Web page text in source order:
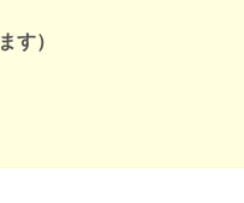
す）